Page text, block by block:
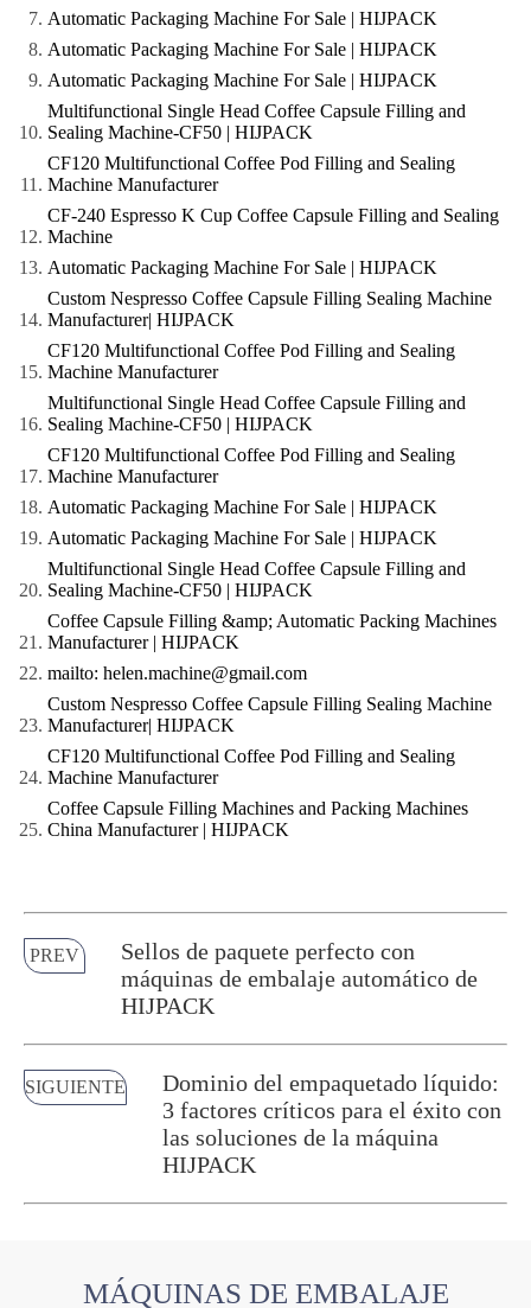
Automatic Packaging Machine For Sale | HIJPACK
Automatic Packaging Machine For Sale | HIJPACK
Automatic Packaging Machine For Sale | HIJPACK
Multifunctional Single Head Coffee Capsule Filling and
Sealing Machine-CF50 | HIJPACK
CF120 Multifunctional Coffee Pod Filling and Sealing
Machine Manufacturer
CF-240 Espresso K Cup Coffee Capsule Filling and Sealing
Machine
Automatic Packaging Machine For Sale | HIJPACK
Custom Nespresso Coffee Capsule Filling Sealing Machine
Manufacturer| HIJPACK
CF120 Multifunctional Coffee Pod Filling and Sealing
Machine Manufacturer
Multifunctional Single Head Coffee Capsule Filling and
Sealing Machine-CF50 | HIJPACK
CF120 Multifunctional Coffee Pod Filling and Sealing
Machine Manufacturer
Automatic Packaging Machine For Sale | HIJPACK
Automatic Packaging Machine For Sale | HIJPACK
Multifunctional Single Head Coffee Capsule Filling and
Sealing Machine-CF50 | HIJPACK
Coffee Capsule Filling &amp; Automatic Packing Machines
Manufacturer | HIJPACK
mailto: helen.machine@gmail.com
Custom Nespresso Coffee Capsule Filling Sealing Machine
Manufacturer| HIJPACK
CF120 Multifunctional Coffee Pod Filling and Sealing
Machine Manufacturer
Coffee Capsule Filling Machines and Packing Machines
China Manufacturer | HIJPACK
PREV
Sellos de paquete perfecto con
máquinas de embalaje automático de
HIJPACK
SIGUIENTE
Dominio del empaquetado líquido:
3 factores críticos para el éxito con
las soluciones de la máquina
HIJPACK
MÁQUINAS DE EMBALAJE